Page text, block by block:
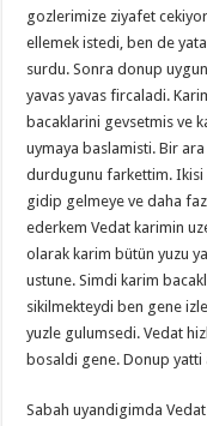
gozlerimize ziyafet
ellemek istedi, ben de
surdu. Sonra donup
yavas yavas fircaladi.
bacaklarini gevsetmis ve
uymaya baslamisti. Bir
durdugunu farkettim. Ikisi
gidip gelmeye ve daha
ederkem Vedat karimin
olarak karim bütün yuzu
ustune. Simdi karim
sikilmekteydi ben gene
yuzle gulumsedi. Vedat
bosaldi gene. Donup
Sabah uyandigimda